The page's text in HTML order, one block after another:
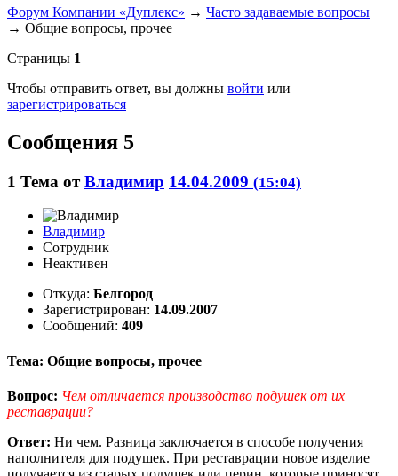
Форум Компании «Дуплекс» → Часто задаваемые вопросы
→ Общие вопросы, прочее
Страницы 1
Чтобы отправить ответ, вы должны войти или
зарегистрироваться
Сообщения 5
1 Тема отВладимир 14.04.2009 (15:04)
Владимир
Сотрудник
Неактивен
Откуда: Белгород
Зарегистрирован: 14.09.2007
Сообщений: 409
Тема: Общие вопросы, прочее
Вопрос: Чем отличается производство подушек от их
реставрации?
Ответ: Ни чем. Разница заключается в способе получения
наполнителя для подушек. При реставрации новое изделие